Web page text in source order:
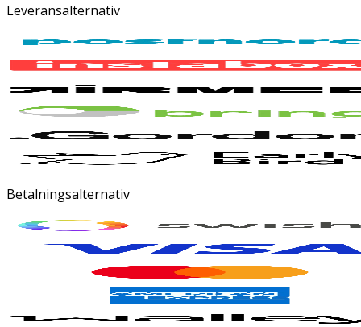
Leveransalternativ
Betalningsalternativ